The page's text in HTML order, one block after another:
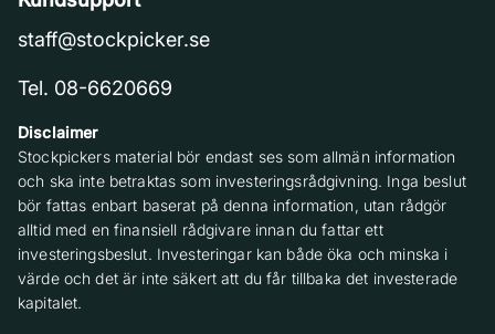
staff@stockpicker.se
Tel. 08-6620669
Disclaimer
Stockpickers material bör endast ses som allmän information
och ska inte betraktas som investeringsrådgivning. Inga beslut
bör fattas enbart baserat på denna information, utan rådgör
alltid med en finansiell rådgivare innan du fattar ett
investeringsbeslut. Investeringar kan både öka och minska i
värde och det är inte säkert att du får tillbaka det investerade
kapitalet.